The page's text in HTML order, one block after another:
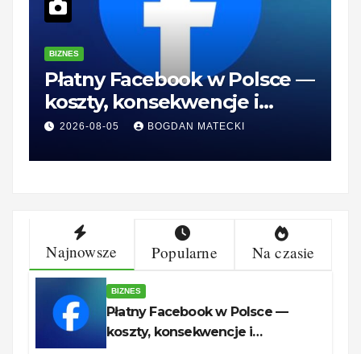
BIZNES
Płatny Facebook w Polsce —
koszty, konsekwencje i
rozwiązania dla firm
2026-08-05 BOGDAN MATECKI
Najnowsze Popularne Na czasie
BIZNES
Płatny Facebook w Polsce —
koszty, konsekwencje i